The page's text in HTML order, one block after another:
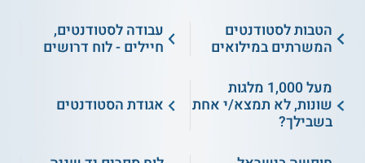
הטבות לסטודנטים
המשרתים במילואים
עבודה לסטודנטים,
חיילים - לוח דרושים
מעל 1,000 מלגות
שונות, לא תמצא/י אחת
בשבילך?
אגודת הסטודנטים